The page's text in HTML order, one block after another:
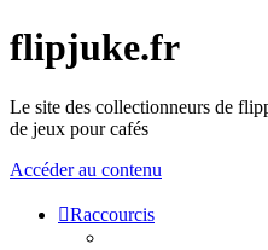
flipjuke.fr
Le site des collectionneurs de
de jeux pour cafés
Accéder au contenu
Raccourcis